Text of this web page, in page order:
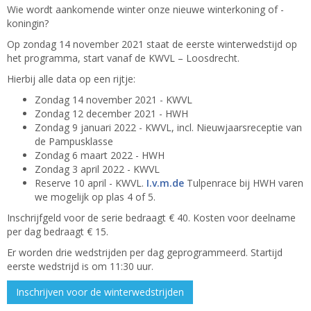
Wie wordt aankomende winter onze nieuwe winterkoning of -
koningin?
Op zondag 14 november 2021 staat de eerste winterwedstijd op
het programma, start vanaf de KWVL – Loosdrecht.
Hierbij alle data op een rijtje:
Zondag 14 november 2021 - KWVL
Zondag 12 december 2021 - HWH
Zondag 9 januari 2022 - KWVL, incl. Nieuwjaarsreceptie van
de Pampusklasse
Zondag 6 maart 2022 - HWH
Zondag 3 april 2022 - KWVL
Reserve 10 april - KWVL. I.v.m.de Tulpenrace bij HWH varen
we mogelijk op plas 4 of 5.
Inschrijfgeld voor de serie bedraagt € 40. Kosten voor deelname
per dag bedraagt € 15.
Er worden drie wedstrijden per dag geprogrammeerd. Startijd
eerste wedstrijd is om 11:30 uur.
Inschrijven voor de winterwedstrijden